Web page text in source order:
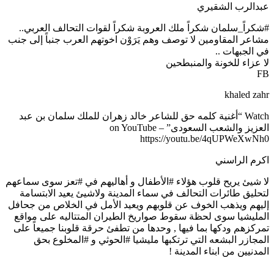
عبدالرب الشقيري
#‏شكراً_سلمان‬ شكراً ملك العروبة شكراً لقوات التحالف العربي..
مشاعر المقاومين لا توصف وهم يَرَوْن اخوتهم العرب جنباً إلى جنب
في الجبهات ..
لا عزاء للخونة والمنبطحين
FB
khaled zahr
Watch “أغنية كلمه حق للشاعر خالد زهران للملك سلمان بن عبد
العزيز والشعب السعودى” on YouTube –
https://youtu.be/4qUPWeXwNh0
اكرم الراسني
لا شيئ يريح قلوب هؤلاء ‫#‏الأطفال‬ و أهاليهم في ‫#‏تعز‬ سوى سماعهم
لتحليق طائرات التحالف في سماء المدينة ولاشيئ يعيد الابتسامة
إليهم ويذهب الخوف عن قلوبهم ويعيد الأمل في الخلاص من جحافل
المليشيا سوى لحظة سقوط صواريخ الطيران المتتاليه على مواقع
تمركزهم ودكها بما فيها , وحدها من تطفئ حرقة قلوبنا جميعاً على
المجازر البشعه التي ترتكبها مليشيا ‫#‏الحوثي‬ و ‫#‏المخلوع‬ بحق
المدنيين من ابناء المدينة !